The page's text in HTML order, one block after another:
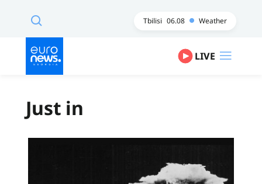
Tbilisi 06.08 Weather
LIVE
Just in